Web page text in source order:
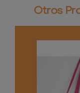
Otros